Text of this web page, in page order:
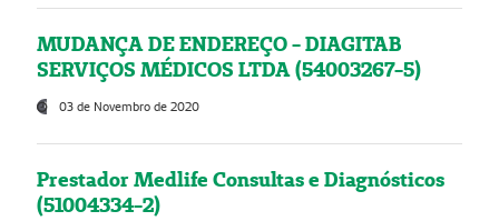
MUDANÇA DE ENDEREÇO - DIAGITAB
SERVIÇOS MÉDICOS LTDA (54003267-5)
03 de Novembro de 2020
Prestador Medlife Consultas e Diagnósticos
(51004334-2)